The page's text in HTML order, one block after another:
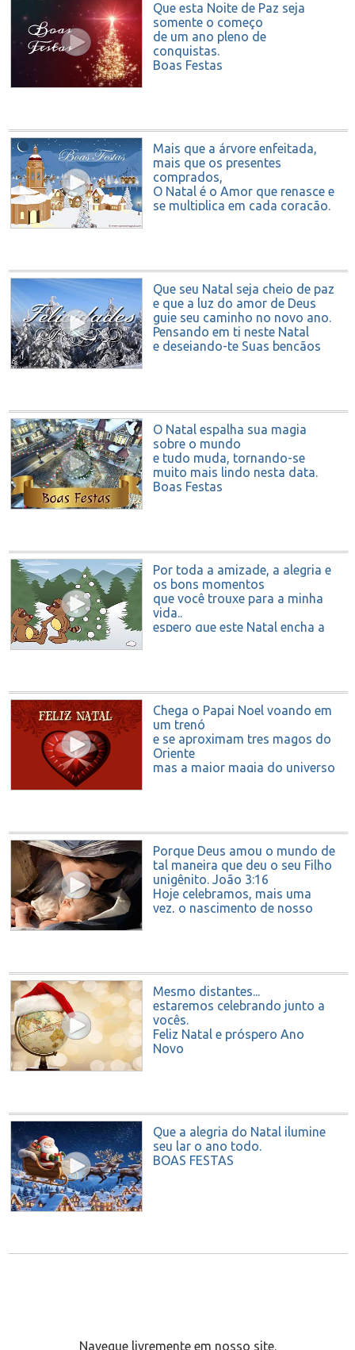
Que esta Noite de Paz seja
somente o começo
de um ano pleno de
conquistas.
Boas Festas
Mais que a árvore enfeitada,
mais que os presentes
comprados,
O Natal é o Amor que renasce e
se multiplica em cada coração.
Que seu Natal seja cheio de paz
e que a luz do amor de Deus
guie seu caminho no novo ano.
Pensando em ti neste Natal
e desejando-te Suas bençãos
O Natal espalha sua magia
sobre o mundo
e tudo muda, tornando-se
muito mais lindo nesta data.
Boas Festas
Por toda a amizade, a alegria e
os bons momentos
que você trouxe para a minha
vida..
espero que este Natal encha a
Chega o Papai Noel voando em
um trenó
e se aproximam tres magos do
Oriente
mas a maior magia do universo
Porque Deus amou o mundo de
tal maneira que deu o seu Filho
unigênito. João 3:16
Hoje celebramos, mais uma
vez, o nascimento de nosso
Mesmo distantes...
estaremos celebrando junto a
vocês.
Feliz Natal e próspero Ano
Novo
Que a alegria do Natal ilumine
seu lar o ano todo.
BOAS FESTAS
Navegue livremente em nosso site.